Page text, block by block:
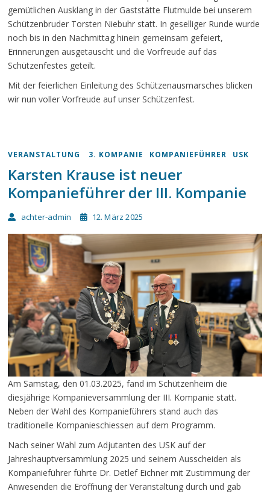
gemütlichen Ausklang in der Gaststätte Flutmulde bei unserem
Schützenbruder Torsten Niebuhr statt. In geselliger Runde wurde
noch bis in den Nachmittag hinein gemeinsam gefeiert,
Erinnerungen ausgetauscht und die Vorfreude auf das
Schützenfestes geteilt.
Mit der feierlichen Einleitung des Schützenausmarsches blicken
wir nun voller Vorfreude auf unser Schützenfest.
VERANSTALTUNG 3. KOMPANIE KOMPANIEFÜHRER USK
Karsten Krause ist neuer
Kompanieführer der III. Kompanie
achter-admin 12. März 2025
Am Samstag, den 01.03.2025, fand im Schützenheim die
diesjährige Kompanieversammlung der III. Kompanie statt.
Neben der Wahl des Kompanieführers stand auch das
traditionelle Kompanieschiessen auf dem Programm.
Nach seiner Wahl zum Adjutanten des USK auf der
Jahreshauptversammlung 2025 und seinem Ausscheiden als
Kompanieführer führte Dr. Detlef Eichner mit Zustimmung der
Anwesenden die Eröffnung der Veranstaltung durch und gab